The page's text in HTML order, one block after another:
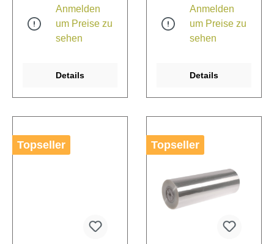
Anmelden
um Preise zu
sehen
Details
Anmelden
um Preise zu
sehen
Details
Topseller Topseller